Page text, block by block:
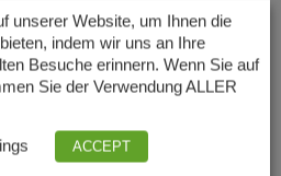
Produkt twittern
Produkt mailen
unserer Website, um Ihnen die
indem wir uns an Ihre
Besuche erinnern. Wenn Sie auf
Sie der Verwendung ALLER
ACCEPT